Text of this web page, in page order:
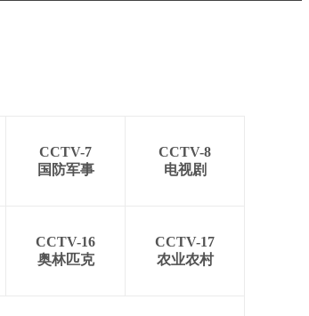
CCTV-7
国防军事
CCTV-8
电视剧
CCTV-16
奥林匹克
CCTV-17
农业农村